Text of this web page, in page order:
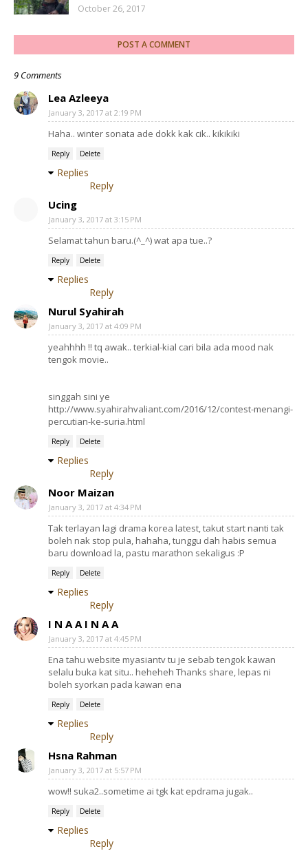
October 26, 2017
POST A COMMENT
9 Comments
Lea Azleeya
January 3, 2017 at 2:19 PM
Haha.. winter sonata ade dokk kak cik.. kikikiki
Reply Delete
Replies
Reply
Ucing
January 3, 2017 at 3:15 PM
Selamat tahun baru.(^_^) wat apa tue..?
Reply Delete
Replies
Reply
Nurul Syahirah
January 3, 2017 at 4:09 PM
yeahhhh !! tq awak.. terkial-kial cari bila ada mood nak
tengok movie..
singgah sini ye
http://www.syahirahvaliant.com/2016/12/contest-menangi-
percutian-ke-suria.html
Reply Delete
Replies
Reply
Noor Maizan
January 3, 2017 at 4:34 PM
Tak terlayan lagi drama korea latest, takut start nanti tak
boleh nak stop pula, hahaha, tunggu dah habis semua
baru download la, pastu marathon sekaligus :P
Reply Delete
Replies
Reply
I N A A I N A A
January 3, 2017 at 4:45 PM
Ena tahu website myasiantv tu je sebab tengok kawan
selalu buka kat situ.. heheheh Thanks share, lepas ni
boleh syorkan pada kawan ena
Reply Delete
Replies
Reply
Hsna Rahman
January 3, 2017 at 5:57 PM
wow!! suka2..sometime ai tgk kat epdrama jugak..
Reply Delete
Replies
Reply